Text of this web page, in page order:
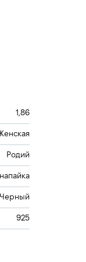
1,86
Родий
Черный
925